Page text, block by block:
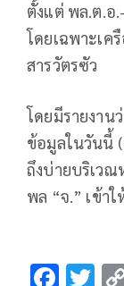
ตั้งแต่ พล.ต.อ
โดยเฉพาะเค
สารวัตรซัว
โดยมีรายงาน
ข้อมูลในวันนี้
ถึงบ่ายบริเวณ
พล “จ.” เข้า
F T